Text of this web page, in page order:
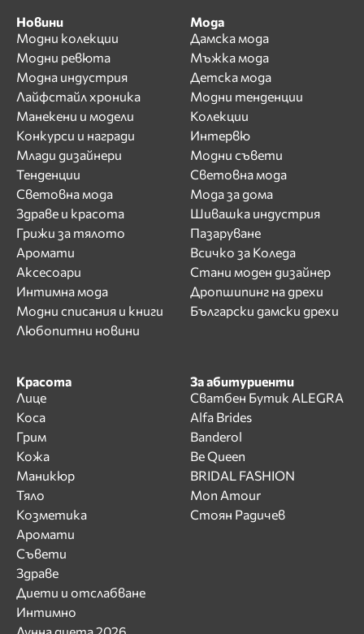
Новини
Модни колекции
Модни ревюта
Модна индустрия
Лайфстайл хроника
Манекени и модели
Конкурси и награди
Млади дизайнери
Тенденции
Световна мода
Здраве и красота
Грижи за тялото
Аромати
Аксесоари
Интимна мода
Модни списания и книги
Любопитни новини
Мода
Дамска мода
Мъжка мода
Детска мода
Модни тенденции
Колекции
Интервю
Модни съвети
Световна мода
Мода за дома
Шивашка индустрия
Пазаруване
Всичко за Коледа
Стани моден дизайнер
Дропшипинг на дрехи
Български дамски дрехи
Красота
Лице
Коса
Грим
Кожа
Маникюр
Тяло
Козметика
Аромати
Съвети
Здраве
Диети и отслабване
Интимно
Лунна диета 2026
За абитуриенти
Сватбен Бутик ALEGRA
Alfa Brides
Banderol
Be Queen
BRIDAL FASHION
Mon Amour
Стоян Радичев